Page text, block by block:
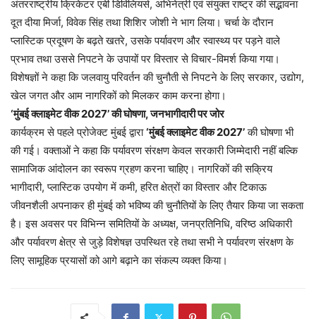
अंतरराष्ट्रीय क्रिकेटर एबी डिविलियर्स, अभिनेत्री एवं संयुक्त राष्ट्र की सद्भावना
दूत दीया मिर्जा, विवेक सिंह तथा शिशिर जोशी ने भाग लिया। चर्चा के दौरान
प्लास्टिक प्रदूषण के बढ़ते खतरे, उसके पर्यावरण और स्वास्थ्य पर पड़ने वाले
प्रभाव तथा उससे निपटने के उपायों पर विस्तार से विचार-विमर्श किया गया।
विशेषज्ञों ने कहा कि जलवायु परिवर्तन की चुनौती से निपटने के लिए सरकार, उद्योग,
खेल जगत और आम नागरिकों को मिलकर काम करना होगा।
‘मुंबई क्लाइमेट वीक 2027’ की घोषणा, जनभागीदारी पर जोर
कार्यक्रम से पहले प्रोजेक्ट मुंबई द्वारा‘मुंबई क्लाइमेट वीक 2027’की घोषणा भी
की गई। वक्ताओं ने कहा कि पर्यावरण संरक्षण केवल सरकारी जिम्मेदारी नहीं बल्कि
सामाजिक आंदोलन का स्वरूप ग्रहण करना चाहिए। नागरिकों की सक्रिय
भागीदारी, प्लास्टिक उपयोग में कमी, हरित क्षेत्रों का विस्तार और टिकाऊ
जीवनशैली अपनाकर ही मुंबई को भविष्य की चुनौतियों के लिए तैयार किया जा सकता
है। इस अवसर पर विभिन्न समितियों के अध्यक्ष, जनप्रतिनिधि, वरिष्ठ अधिकारी
और पर्यावरण क्षेत्र से जुड़े विशेषज्ञ उपस्थित रहे तथा सभी ने पर्यावरण संरक्षण के
लिए सामूहिक प्रयासों को आगे बढ़ाने का संकल्प व्यक्त किया।